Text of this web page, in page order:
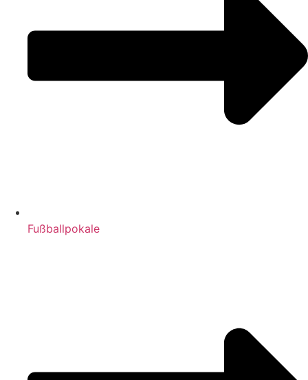
Fußballpokale